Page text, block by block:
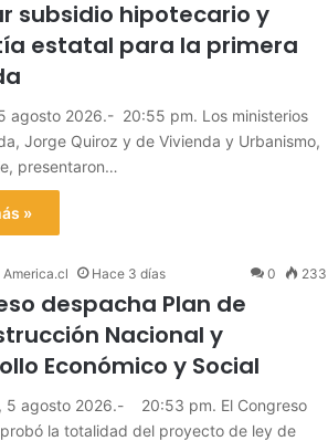
subsidio hipotecario y
estatal para la primera
agosto 2026.- 20:55 pm. Los ministerios
Jorge Quiroz y de Vivienda y Urbanismo,
presentaron…
»
America.cl Hace 3 días 0 233
despacha Plan de
Nacional y
Económico y Social
5 agosto 2026.- 20:53 pm. El Congreso
la totalidad del proyecto de ley de